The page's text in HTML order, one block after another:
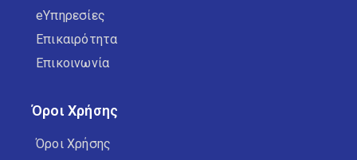
eΥπηρεσίες
Επικαιρότητα
Επικοινωνία
Όροι Χρήσης
Όροι Χρήσης